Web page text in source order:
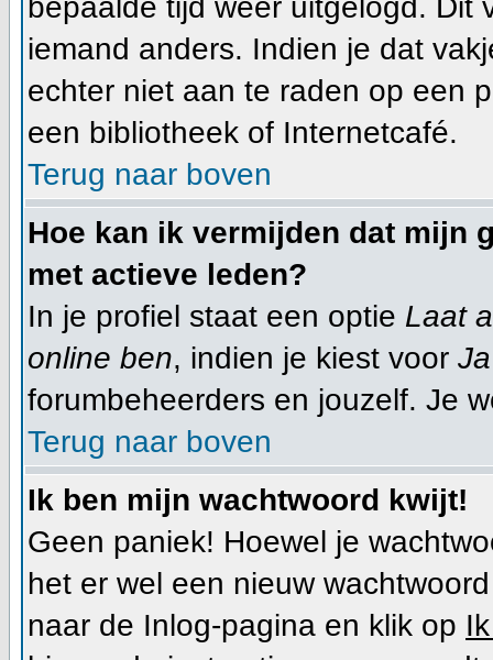
iemand anders. Indien je dat
echter niet aan te raden op een
een bibliotheek of Internetcafé.
Terug naar boven
Hoe kan ik vermijden dat mijn
met actieve leden?
In je profiel staat een optie Laat
online ben, indien je kiest voor Ja
forumbeheerders en jouzelf. Je
Terug naar boven
Ik ben mijn wachtwoord kwijt!
Geen paniek! Hoewel je
het er wel een nieuw
naar de Inlog-pagina en klik op